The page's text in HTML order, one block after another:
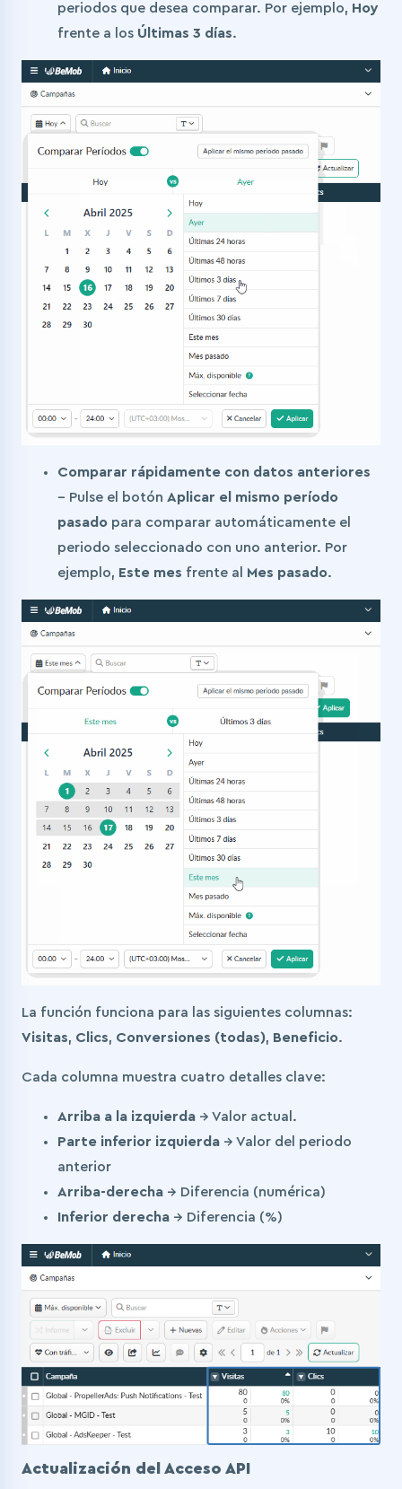
periodos que desea comparar. Por ejemplo, Hoy
frente a los Últimas 3 días.
Comparar rápidamente con datos anteriores
– Pulse el botón Aplicar el mismo período
pasado para comparar automáticamente el
periodo seleccionado con uno anterior. Por
ejemplo, Este mes frente al Mes pasado.
La función funciona para las siguientes columnas:
Visitas, Clics, Conversiones (todas), Beneficio.
Cada columna muestra cuatro detalles clave:
Arriba a la izquierda → Valor actual.
Parte inferior izquierda → Valor del periodo
anterior
Arriba-derecha → Diferencia (numérica)
Inferior derecha → Diferencia (%)
Actualización del Acceso API